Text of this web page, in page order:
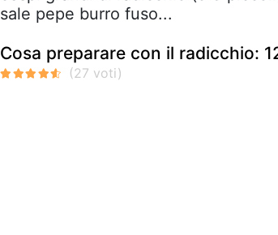
sale pepe burro fuso...
Cosa preparare con il radicchio: